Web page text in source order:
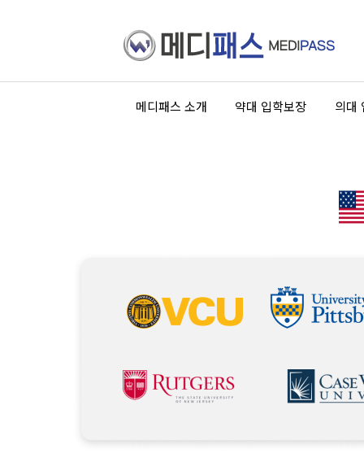
메디패스 소개 약대 입학보장 의대